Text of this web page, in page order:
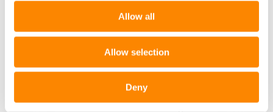
Allow all
Allow selection
Deny
De fossila utsläppen från fjärrvärme kommer inom en
mycket nära framtid endast utgöras av plast i avfall.
En möjlighet för verksamheter att sortera ut plast,
genom införande av frival, kan kraftigt minska
utsläppen från Sveriges värmeproduktion. Restavfall